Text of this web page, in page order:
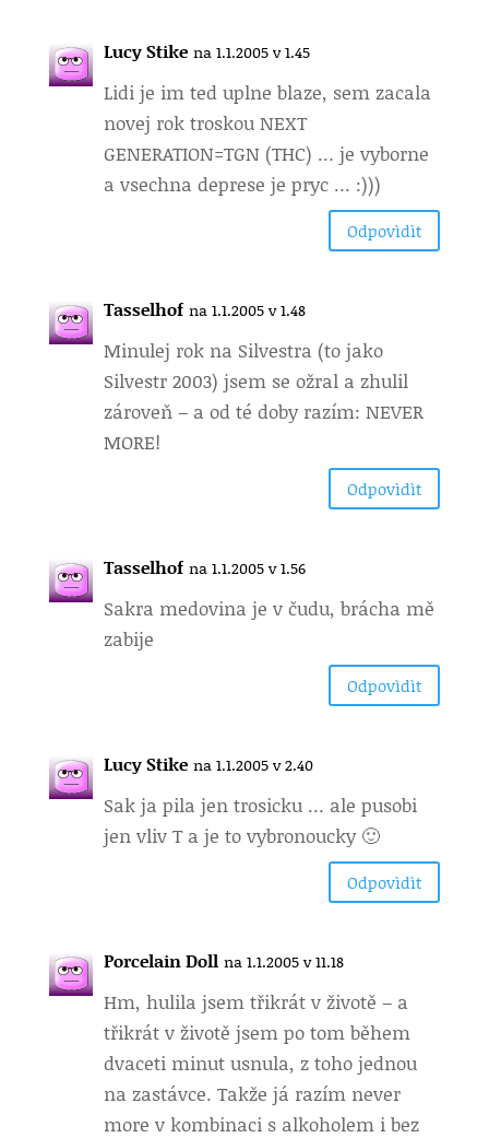
Lucy Stike na 1.1.2005 v 1.45
Lidi je im ted uplne blaze, sem zacala
novej rok troskou NEXT
GENERATION=TGN (THC) … je vyborne
a vsechna deprese je pryc … :)))
Odpovìdìt
Tasselhof na 1.1.2005 v 1.48
Minulej rok na Silvestra (to jako
Silvestr 2003) jsem se ožral a zhulil
zároveň – a od té doby razím: NEVER
MORE!
Odpovìdìt
Tasselhof na 1.1.2005 v 1.56
Sakra medovina je v čudu, brácha mě
zabije
Odpovìdìt
Lucy Stike na 1.1.2005 v 2.40
Sak ja pila jen trosicku … ale pusobi
jen vliv T a je to vybronoucky 🙂
Odpovìdìt
Porcelain Doll na 1.1.2005 v 11.18
Hm, hulila jsem třikrát v životě – a
třikrát v životě jsem po tom během
dvaceti minut usnula, z toho jednou
na zastávce. Takže já razím never
more v kombinaci s alkoholem i bez